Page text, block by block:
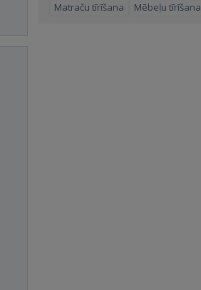
Matraču tīrīšana
Mēbeļu tīrīšana